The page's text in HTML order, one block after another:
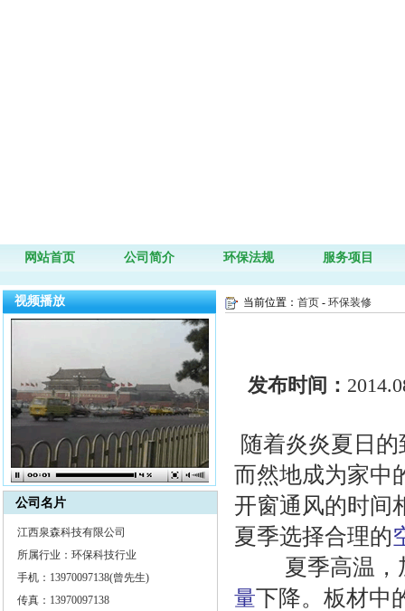
网站首页 公司简介 环保法规 服务项目
视频播放
公司名片
江西泉森科技有限公司
所属行业：环保科技行业
手机：13970097138(曾先生)
传真：13970097138
当前位置： 首页 - 环保装修
发布时间：
随着炎炎夏日
而然地成为家中
开窗通风的时间
夏季选择合理的
夏季高温
量下降。板材中